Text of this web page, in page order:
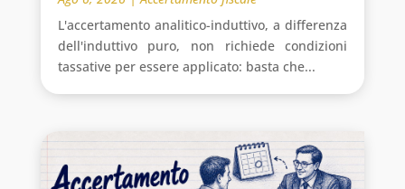
L'accertamento analitico-induttivo, a differenza
dell'induttivo puro, non richiede condizioni
tassative per essere applicato: basta che...